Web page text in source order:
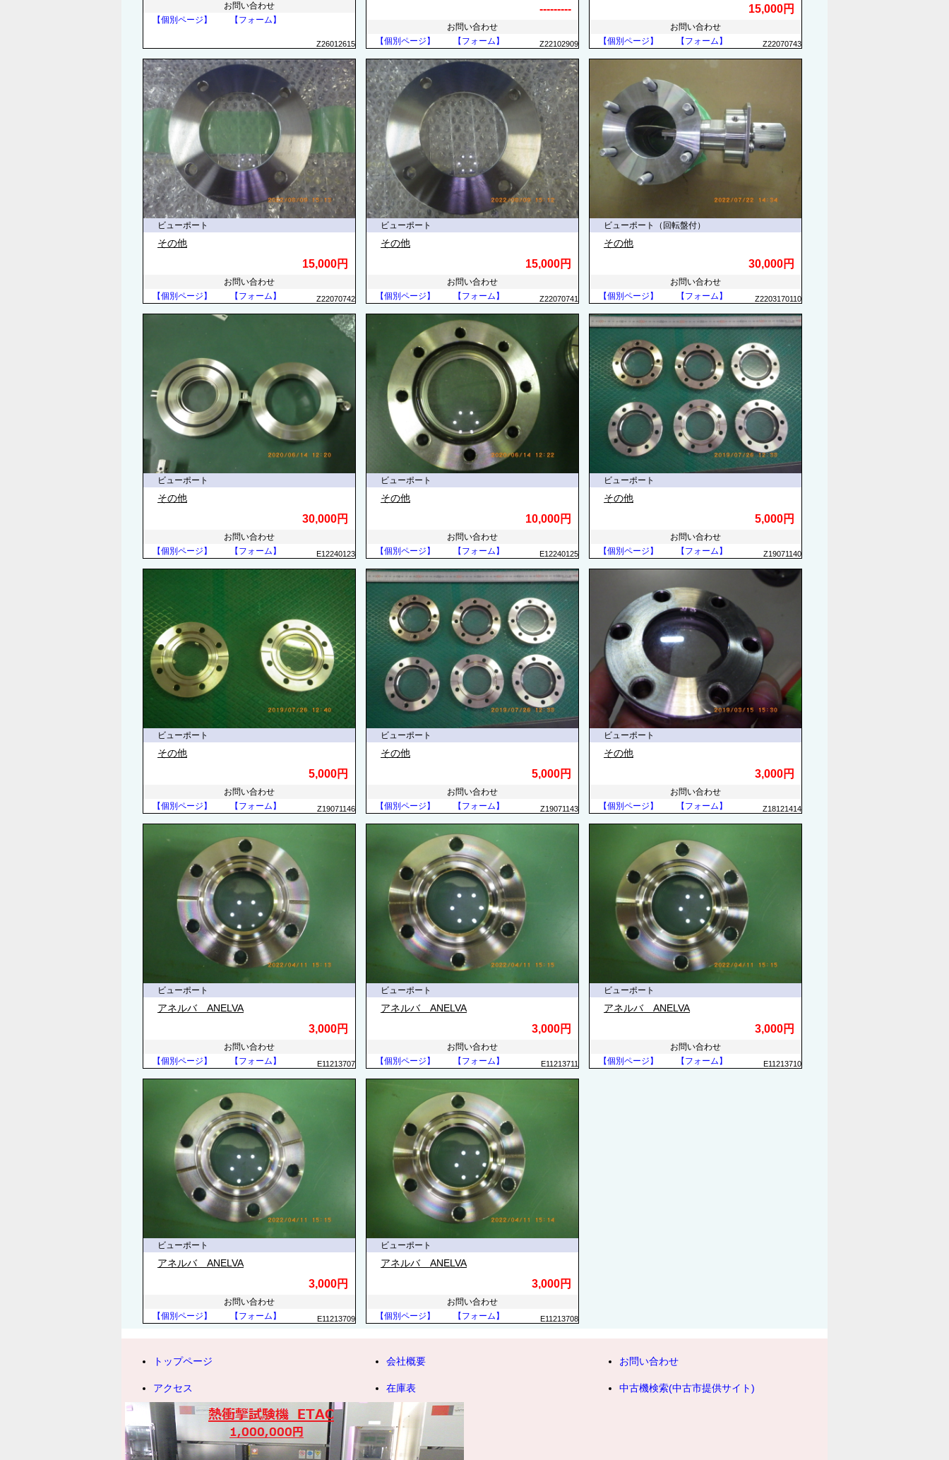
お問い合わせ
【個別ページ】
【フォーム】
Z26012615
---------
お問い合わせ
【個別ページ】
【フォーム】 Z22102909
15,000円
お問い合わせ
【個別ページ】
【フォーム】 Z22070743
ビューポート
その他
15,000円
お問い合わせ
【個別ページ】
【フォーム】 Z22070742
ビューポート
その他
15,000円
お問い合わせ
【個別ページ】
【フォーム】 Z22070741
ビューポート（回転盤付）
その他
30,000円
お問い合わせ
【個別ページ】
【フォーム】 Z2203170110
ビューポート
その他
30,000円
お問い合わせ
【個別ページ】
【フォーム】 E12240123
ビューポート
その他
10,000円
お問い合わせ
【個別ページ】
【フォーム】 E12240125
ビューポート
その他
5,000円
お問い合わせ
【個別ページ】
【フォーム】 Z19071140
ビューポート
その他
5,000円
お問い合わせ
【個別ページ】
【フォーム】 Z19071146
ビューポート
その他
5,000円
お問い合わせ
【個別ページ】
【フォーム】 Z19071143
ビューポート
その他
3,000円
お問い合わせ
【個別ページ】
【フォーム】 Z18121414
ビューポート
アネルバ ANELVA
3,000円
お問い合わせ
【個別ページ】
【フォーム】 E11213707
ビューポート
アネルバ ANELVA
3,000円
お問い合わせ
【個別ページ】
【フォーム】 E11213711
ビューポート
アネルバ ANELVA
3,000円
お問い合わせ
【個別ページ】
【フォーム】 E11213710
ビューポート
アネルバ ANELVA
3,000円
お問い合わせ
【個別ページ】
【フォーム】 E11213709
ビューポート
アネルバ ANELVA
3,000円
お問い合わせ
【個別ページ】
【フォーム】 E11213708
トップページ 会社概要 お問い合わせ
アクセス 在庫表 中古機検索(中古市提供サイト)